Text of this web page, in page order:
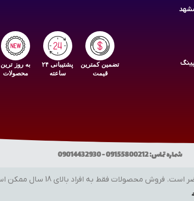
تضمین کمترین
قیمت
پشتیبانی ۲۴
ساعته
به روز ترین
محصولات
محصولات فقط به افراد بالای 18 سال ممکن است.